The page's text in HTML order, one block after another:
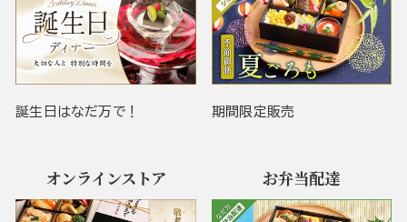
誕生日はなだ万で！ 期間限定販売
オンラインストア お弁当配達